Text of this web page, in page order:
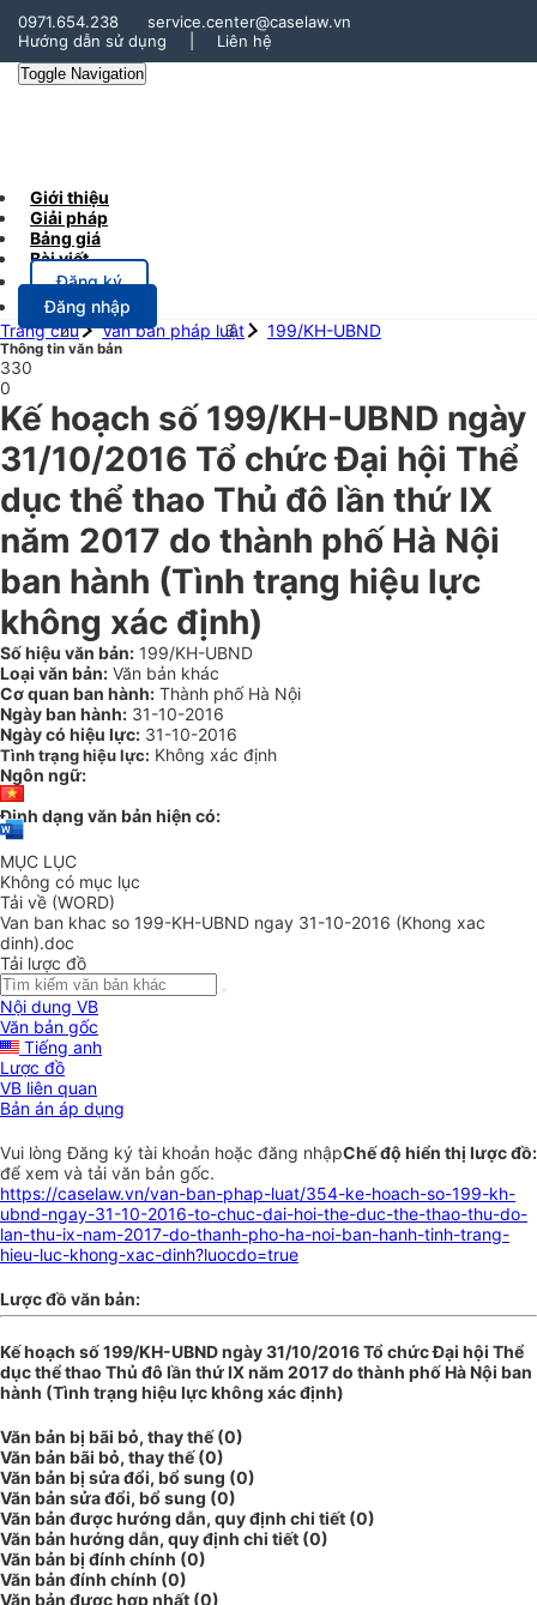
0971.654.238
service.center@caselaw.vn
Hướng dẫn sử dụng
Liên hệ
Toggle Navigation
Giới thiệu
Giải pháp
Bảng giá
Bài viết
Đăng ký
Đăng nhập
Trang chủ
Văn bản pháp luật 199/KH-UBND
Thông tin văn bản
330
0
Kế hoạch số 199/KH-UBND ngày
31/10/2016 Tổ chức Đại hội Thể
dục thể thao Thủ đô lần thứ IX
năm 2017 do thành phố Hà Nội
ban hành (Tình trạng hiệu lực
không xác định)
Số hiệu văn bản: 199/KH-UBND
Loại văn bản: Văn bản khác
Cơ quan ban hành: Thành phố Hà Nội
Ngày ban hành: 31-10-2016
Ngày có hiệu lực: 31-10-2016
Tình trạng hiệu lực: Không xác định
Ngôn ngữ:
Định dạng văn bản hiện có:
MỤC LỤC
Không có mục lục
Tải về (WORD)
Van ban khac so 199-KH-UBND ngay 31-10-2016 (Khong xac
dinh).doc
Tải lược đồ
Nội dung VB
Văn bản gốc
Tiếng anh
Lược đồ
VB liên quan
Bản án áp dụng
Chế độ hiển thị lược đồ:
Vui lòngĐăng ký tài khoản hoặc đăng nhập
để xem và tải văn bản gốc.
https://caselaw.vn/van-ban-phap-luat/354-ke-hoach-so-199-kh-
ubnd-ngay-31-10-2016-to-chuc-dai-hoi-the-duc-the-thao-thu-do-
lan-thu-ix-nam-2017-do-thanh-pho-ha-noi-ban-hanh-tinh-trang-
hieu-luc-khong-xac-dinh?luocdo=true
Lược đồ văn bản:
Kế hoạch số 199/KH-UBND ngày 31/10/2016 Tổ chức Đại hội Thể
dục thể thao Thủ đô lần thứ IX năm 2017 do thành phố Hà Nội ban
hành (Tình trạng hiệu lực không xác định)
Văn bản bị bãi bỏ, thay thế (0)
Văn bản bãi bỏ, thay thế (0)
Văn bản bị sửa đổi, bổ sung (0)
Văn bản sửa đổi, bổ sung (0)
Văn bản được hướng dẫn, quy định chi tiết (0)
Văn bản hướng dẫn, quy định chi tiết (0)
Văn bản bị đính chính (0)
Văn bản đính chính (0)
Văn bản được hợp nhất (0)